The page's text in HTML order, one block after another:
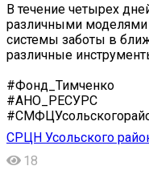
В течение четырех
различными моделями
системы заботы в
различные
#Фонд_Тимченко
#АНО_РЕСУРС
СРЦН Усольского
18